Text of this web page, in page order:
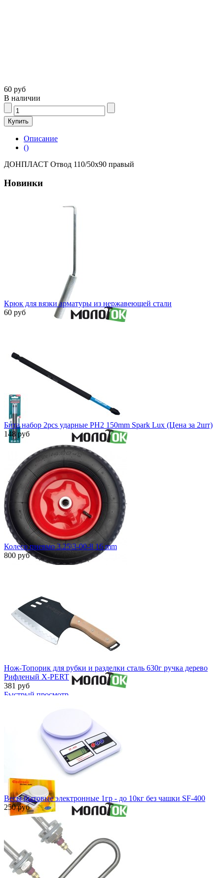
60 руб
В наличии
Описание
()
ДОНПЛАСТ Отвод 110/50х90 правый
Новинки
Крюк для вязки арматуры из нержавеющей стали
60 руб
Быстрый просмотр
Бита набор 2pcs ударные PH2 150mm Spark Lux (Цена за 2шт)
148 руб
Колесо пневмо 3.25\3-00-8 16 mm
800 руб
Быстрый просмотр
Нож-Топорик для рубки и разделки сталь 630г ручка дерево
Рифленый X-PERT
381 руб
Быстрый просмотр
Весы бытовые электронные 1гр - до 10кг без чашки SF-400
250 руб